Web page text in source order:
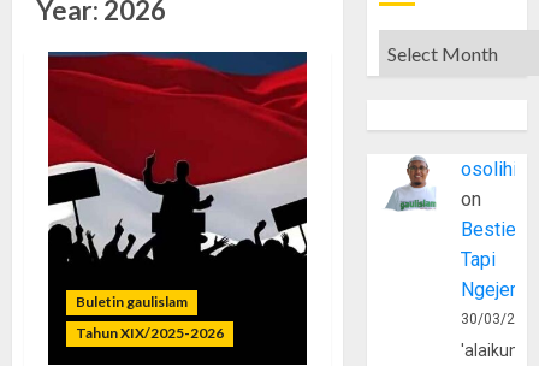
Year: 2026
Buletin gaulislam
Tahun XIX/2025-2026
Archives
osolihin
on
Bestie
Tapi
30/03/